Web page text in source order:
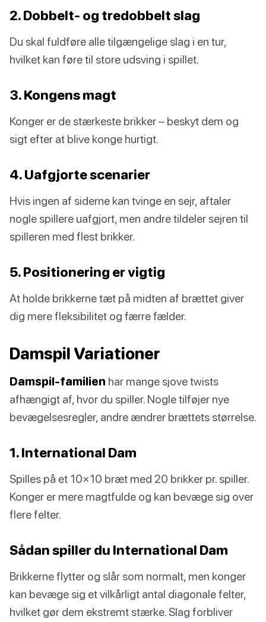
2. Dobbelt- og tredobbelt slag
Du skal fuldføre alle tilgængelige slag i en tur,
hvilket kan føre til store udsving i spillet.
3. Kongens magt
Konger er de stærkeste brikker – beskyt dem og
sigt efter at blive konge hurtigt.
4. Uafgjorte scenarier
Hvis ingen af siderne kan tvinge en sejr, aftaler
nogle spillere uafgjort, men andre tildeler sejren til
spilleren med flest brikker.
5. Positionering er vigtig
At holde brikkerne tæt på midten af brættet giver
dig mere fleksibilitet og færre fælder.
Damspil Variationer
Damspil-familien har mange sjove twists
afhængigt af, hvor du spiller. Nogle tilføjer nye
bevægelsesregler, andre ændrer brættets størrelse.
1. International Dam
Spilles på et 10×10 bræt med 20 brikker pr. spiller.
Konger er mere magtfulde og kan bevæge sig over
flere felter.
Sådan spiller du International Dam
Brikkerne flytter og slår som normalt, men konger
kan bevæge sig et vilkårligt antal diagonale felter,
hvilket gør dem ekstremt stærke. Slag forbliver